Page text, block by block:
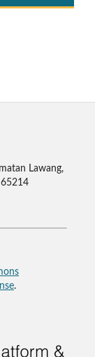
Lawang,
65214
.